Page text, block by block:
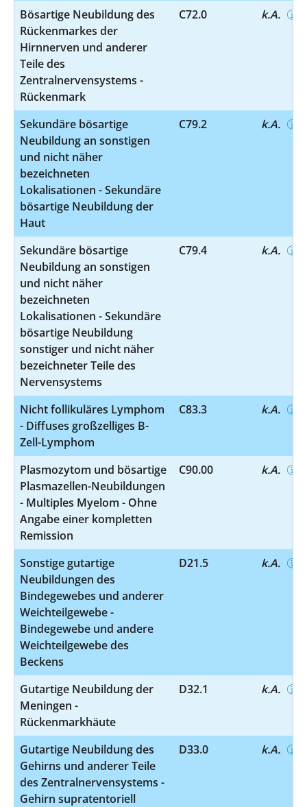
Bösartige Neubildung des
Rückenmarkes der
Hirnnerven und anderer
Teile des
Zentralnervensystems -
Rückenmark
C72.0 k.A.
Sekundäre bösartige
Neubildung an sonstigen
und nicht näher
bezeichneten
Lokalisationen - Sekundäre
bösartige Neubildung der
Haut
C79.2 k.A.
Sekundäre bösartige
Neubildung an sonstigen
und nicht näher
bezeichneten
Lokalisationen - Sekundäre
bösartige Neubildung
sonstiger und nicht näher
bezeichneter Teile des
Nervensystems
C79.4 k.A.
Nicht follikuläres Lymphom
- Diffuses großzelliges B-
Zell-Lymphom
C83.3 k.A.
Plasmozytom und bösartige
Plasmazellen-Neubildungen
- Multiples Myelom - Ohne
Angabe einer kompletten
Remission
C90.00 k.A.
Sonstige gutartige
Neubildungen des
Bindegewebes und anderer
Weichteilgewebe -
Bindegewebe und andere
Weichteilgewebe des
Beckens
D21.5 k.A.
Gutartige Neubildung der
Meningen -
Rückenmarkhäute
D32.1 k.A.
Gutartige Neubildung des
Gehirns und anderer Teile
des Zentralnervensystems -
Gehirn supratentoriell
D33.0 k.A.